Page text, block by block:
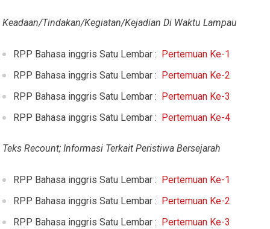
Keadaan/Tindakan/Kegiatan/Kejadian Di Waktu Lampau
RPP Bahasa inggris Satu Lembar :
Pertemuan Ke-1
RPP Bahasa inggris Satu Lembar :
Pertemuan Ke-2
RPP Bahasa inggris Satu Lembar :
Pertemuan Ke-3
RPP Bahasa inggris Satu Lembar :
Pertemuan Ke-4
Teks Recount; Informasi Terkait Peristiwa Bersejarah
RPP Bahasa inggris Satu Lembar :
Pertemuan Ke-1
RPP Bahasa inggris Satu Lembar :
Pertemuan Ke-2
RPP Bahasa inggris Satu Lembar :
Pertemuan Ke-3